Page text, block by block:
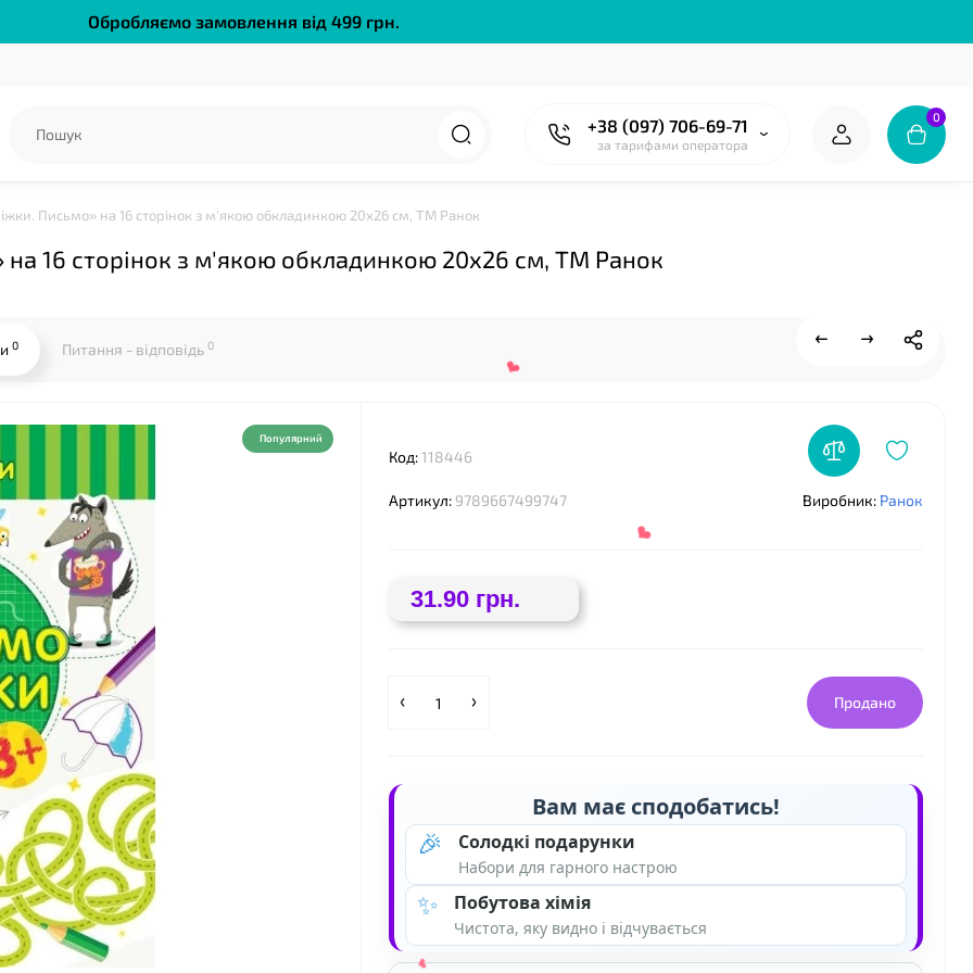
Обробляємо замовлення від 499 грн.
+38 (097) 706-69-71
за тарифами оператора
0
Письмо» на 16 сторінок з м'якою обкладинкою 20х26 см, ТМ Ранок
16 сторінок з м'якою обкладинкою 20х26 см, ТМ Ранок
0 Питання - відповідь 0
Популярний
Код:118446
Артикул: 9789667499747 Виробник: Ранок
31.90 грн.
Продано
Вам має сподобатись!
🎉 Солодкі подарунки
Набори для гарного настрою
✨ Побутова хімія
Чистота, яку видно і відчувається
❤